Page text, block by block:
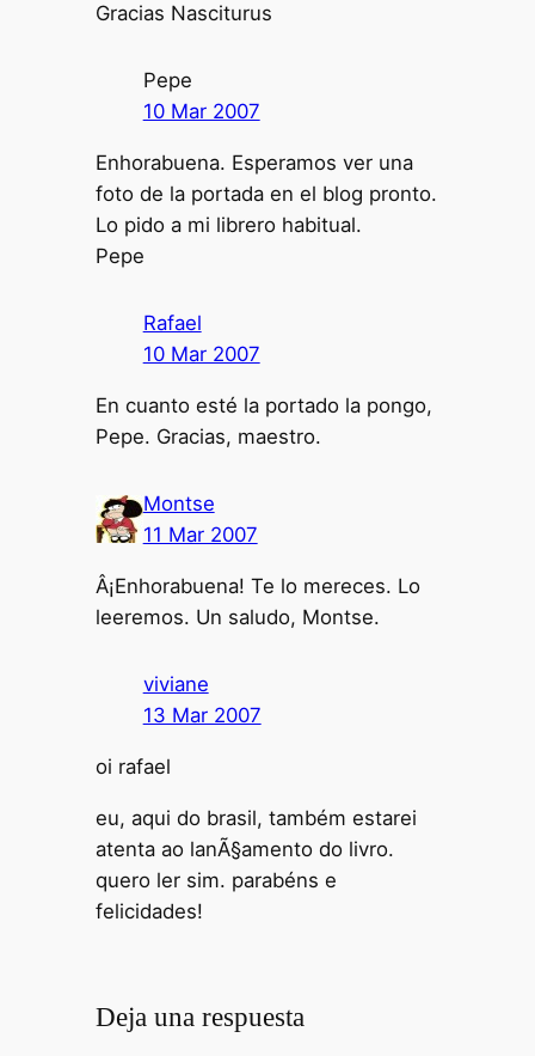
Gracias Nasciturus
Pepe
10 Mar 2007
Enhorabuena. Esperamos ver una
foto de la portada en el blog pronto.
Lo pido a mi librero habitual.
Pepe
Rafael
10 Mar 2007
En cuanto esté la portado la pongo,
Pepe. Gracias, maestro.
Montse
11 Mar 2007
Â¡Enhorabuena! Te lo mereces. Lo
leeremos. Un saludo, Montse.
viviane
13 Mar 2007
oi rafael
eu, aqui do brasil, também estarei
atenta ao lanÃ§amento do livro.
quero ler sim. parabéns e
felicidades!
Deja una respuesta